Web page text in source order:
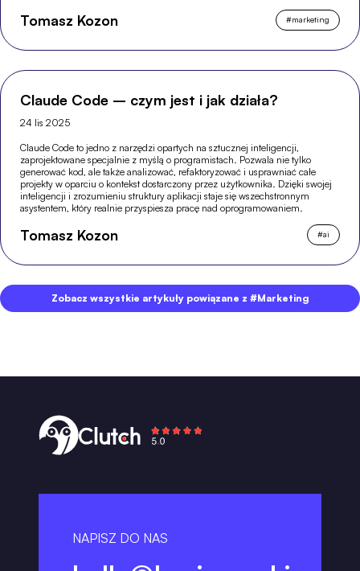
Tomasz Kozon #marketing
Claude Code – czym jest i jak działa?
24 lis 2025
Claude Code to jedno z narzędzi opartych na sztucznej inteligencji,
zaprojektowane specjalnie z myślą o programistach. Pozwala nie tylko
generować kod, ale także analizować, refaktoryzować i usprawniać całe
projekty w oparciu o kontekst dostarczony przez użytkownika. Dzięki swojej
inteligencji i zrozumieniu struktury aplikacji staje się wszechstronnym
asystentem, który realnie przyspiesza pracę nad oprogramowaniem.
Tomasz Kozon #ai
Zobacz wszystkie artykuły powiązane z #Marketing
NAPISZ DO NAS